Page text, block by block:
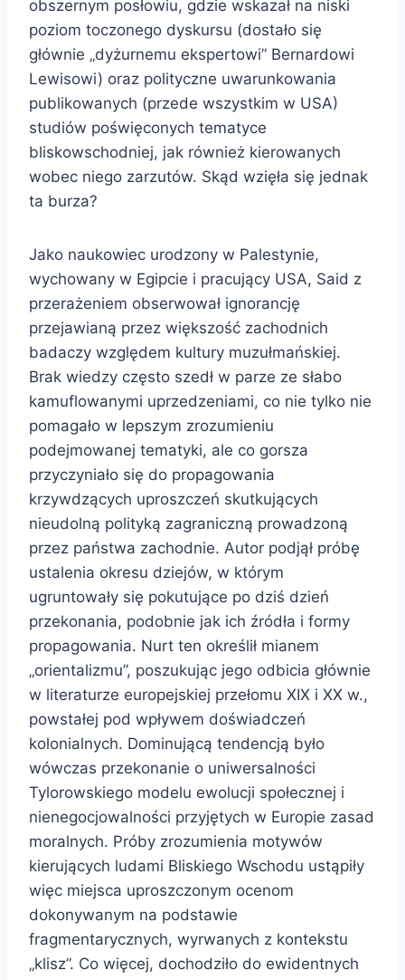
obszernym posłowiu, gdzie wskazał na niski
poziom toczonego dyskursu (dostało się
głównie „dyżurnemu ekspertowi” Bernardowi
Lewisowi) oraz polityczne uwarunkowania
publikowanych (przede wszystkim w USA)
studiów poświęconych tematyce
bliskowschodniej, jak również kierowanych
wobec niego zarzutów. Skąd wzięła się jednak
ta burza?
Jako naukowiec urodzony w Palestynie,
wychowany w Egipcie i pracujący USA, Said z
przerażeniem obserwował ignorancję
przejawianą przez większość zachodnich
badaczy względem kultury muzułmańskiej.
Brak wiedzy często szedł w parze ze słabo
kamuflowanymi uprzedzeniami, co nie tylko nie
pomagało w lepszym zrozumieniu
podejmowanej tematyki, ale co gorsza
przyczyniało się do propagowania
krzywdzących uproszczeń skutkujących
nieudolną polityką zagraniczną prowadzoną
przez państwa zachodnie. Autor podjął próbę
ustalenia okresu dziejów, w którym
ugruntowały się pokutujące po dziś dzień
przekonania, podobnie jak ich źródła i formy
propagowania. Nurt ten określił mianem
„orientalizmu”, poszukując jego odbicia głównie
w literaturze europejskiej przełomu XIX i XX w.,
powstałej pod wpływem doświadczeń
kolonialnych. Dominującą tendencją było
wówczas przekonanie o uniwersalności
Tylorowskiego modelu ewolucji społecznej i
nienegocjowalności przyjętych w Europie zasad
moralnych. Próby zrozumienia motywów
kierujących ludami Bliskiego Wschodu ustąpiły
więc miejsca uproszczonym ocenom
dokonywanym na podstawie
fragmentarycznych, wyrwanych z kontekstu
„klisz”. Co więcej, dochodziło do ewidentnych